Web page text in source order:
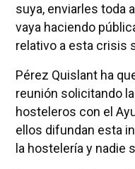
suya, enviarles toda
vaya haciendo
relativo a esta crisis
Pérez Quislant ha
reunión solicitando
hosteleros con el
ellos difundan esta
la hostelería y nadie